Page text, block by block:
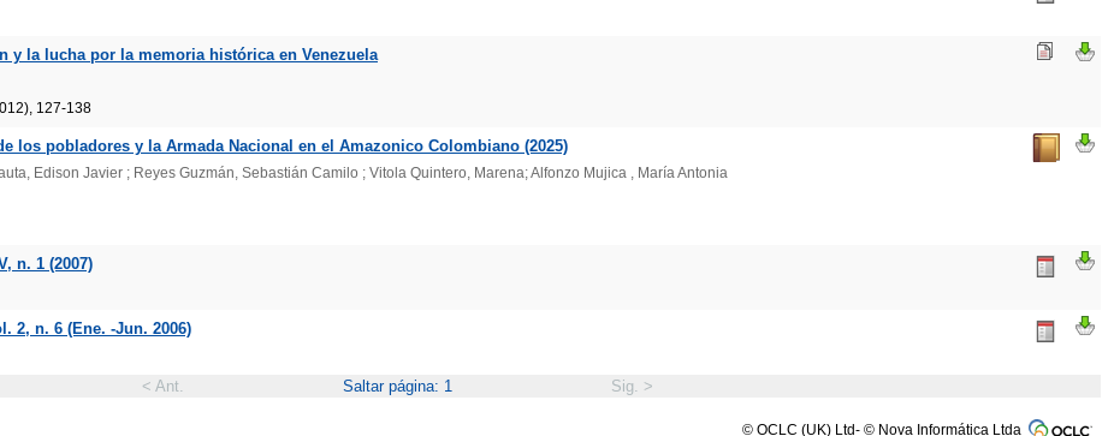
y la lucha por la memoria histórica en Venezuela
127-138
los pobladores y la Armada Nacional en el Amazonico Colombiano (2025)
Edison Javier ; Reyes Guzmán, Sebastián Camilo ; Vitola Quintero, Marena; Alfonzo Mujica , María Antonia
n. 1 (2007)
2, n. 6 (Ene. -Jun. 2006)
< Ant. Saltar página: 1 Sig. >
© OCLC (UK) Ltd- © Nova Informática Ltda